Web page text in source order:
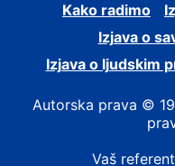
Kako radimo
Izjava o
Izjava o ljudskim
Autorska prava ©
Vaš